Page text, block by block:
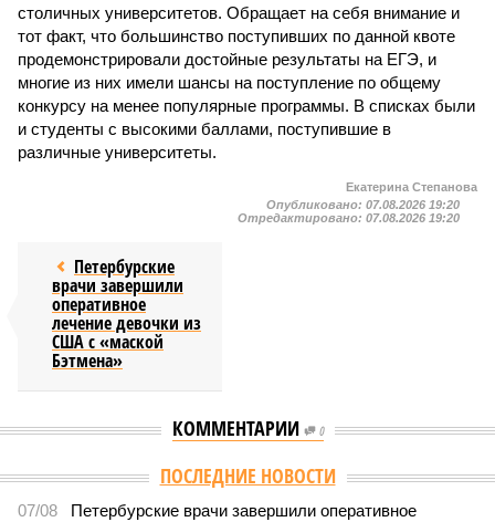
столичных университетов. Обращает на себя внимание и
тот факт, что большинство поступивших по данной квоте
продемонстрировали достойные результаты на ЕГЭ, и
многие из них имели шансы на поступление по общему
конкурсу на менее популярные программы. В списках были
и студенты с высокими баллами, поступившие в
различные университеты.
Екатерина Степанова
Опубликовано: 07.08.2026 19:20
Отредактировано: 07.08.2026 19:20
Петербурские
врачи завершили
оперативное
лечение девочки из
США с «маской
Бэтмена»
КОММЕНТАРИИ 0
Версия //Власть //Названы главные мифы на тему летнего отключения